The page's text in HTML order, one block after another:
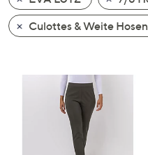
oder
wischen
Touch-
Culottes & Weite Hosen